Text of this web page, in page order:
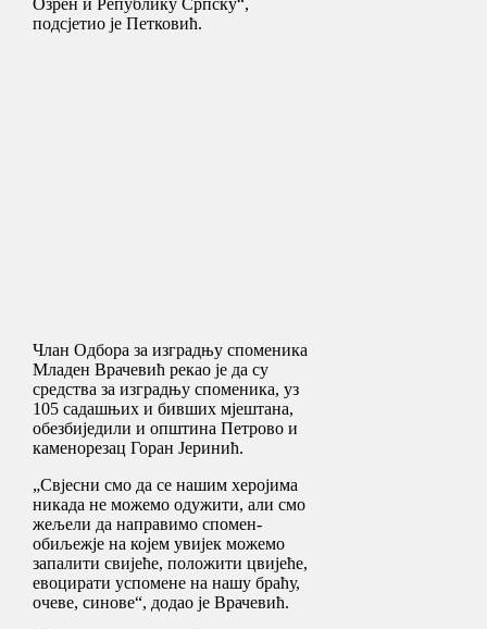
Озрен и Републику Српску“,
подсјетио је Петковић.
Члан Одбора за изградњу споменика
Младен Врачевић рекао је да су
средства за изградњу споменика, уз
105 садашњих и бивших мјештана,
обезбиједили и општина Петрово и
каменорезац Горан Јеринић.
„Свјесни смо да се нашим херојима
никада не можемо одужити, али смо
жељели да направимо спомен-
обиљежје на којем увијек можемо
запалити свијеће, положити цвијеће,
евоцирати успомене на нашу браћу,
очеве, синове“, додао је Врачевић.